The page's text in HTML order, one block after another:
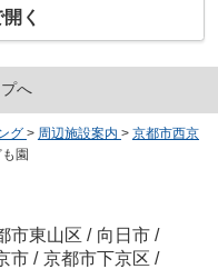
く
へ
グ > 周辺施設案内 > 京都市西京
園
市東山区 / 向日市 /
市 / 京都市下京区 /